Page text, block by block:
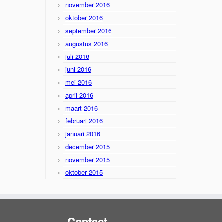
november 2016
oktober 2016
september 2016
augustus 2016
juli 2016
juni 2016
mei 2016
april 2016
maart 2016
februari 2016
januari 2016
december 2015
november 2015
oktober 2015